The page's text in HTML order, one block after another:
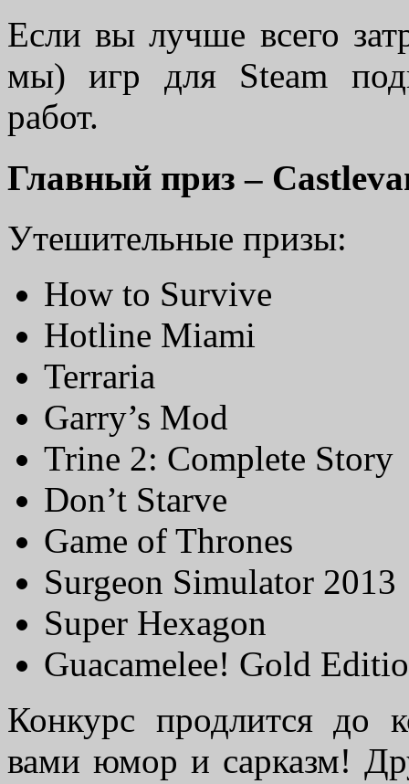
Если вы лучше всего
мы) игр для Steam
работ.
Главный приз –
Утешительные призы:
How to Survive
Hotline Miami
Terraria
Garry’s Mod
Trine 2: Complete Story
Don’t Starve
Game of Thrones
Surgeon Simulator 2013
Super Hexagon
Guacamelee! Gold
Конкурс продлится до
вами юмор и сарказм!